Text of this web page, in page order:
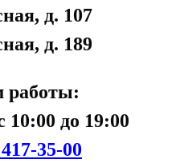
д. 107
д. 189
работы:
10:00 до 19:00
35-00